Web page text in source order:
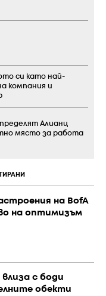
на BofA
на оптимизъм
с боди
обекти
си като най-
компания и
Алианц
място за работа